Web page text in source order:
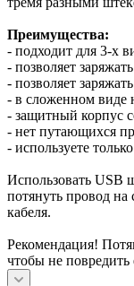
Преимущества:
- подходит для 3-х
- позволяет
- позволяет
- в сложенном виде
- защитный корпус
- нет путающихся
- используете
Использовать USB
потянуть провод
кабеля.
Рекомендация!
чтобы не повредить